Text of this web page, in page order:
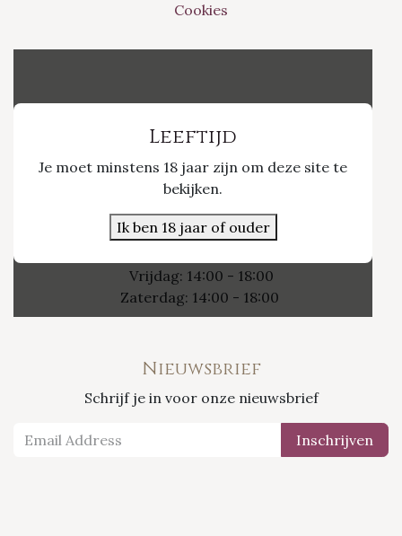
Cookies
Leeftijd
Je moet minstens 18 jaar zijn om deze site te
bekijken.
Ik ben 18 jaar of ouder
Nieuwpoort 21/1
Openingsuren
Vrijdag: 14:00 - 18:00
Zaterdag: 14:00 - 18:00
Nieuwsbrief
Schrijf je in voor onze nieuwsbrief
Inschrijven